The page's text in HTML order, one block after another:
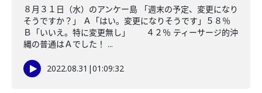
８月３１日（水）のアンケー島 「週末の予定、変更になり
そうですか？」 Ａ「はい。変更になりそうです」５８％
Ｂ「いいえ。特に変更無し」 ４２％ ティーサージ的沖
縄の普通はＡでした！ ...
2022.08.31 |01:09:32